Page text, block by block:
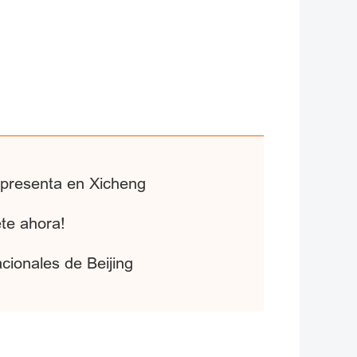
en Xicheng
ahora!
de Beijing